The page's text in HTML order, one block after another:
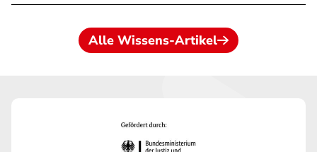
Alle Wissens-Artikel